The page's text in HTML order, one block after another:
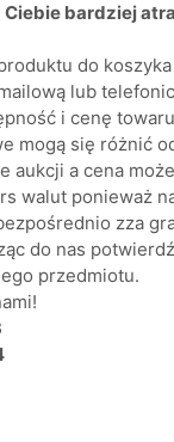
bardziej
do
lub
i cenę
mogą się różnić
aukcji a cena
walut ponieważ
zza
do nas
przedmiotu.